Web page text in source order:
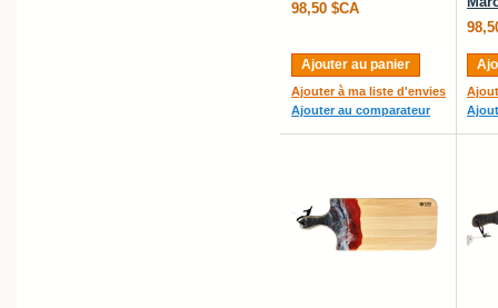
98,50 $CA
Ajouter au panier
Ajouter à ma liste d'envies
Ajouter au comparateur